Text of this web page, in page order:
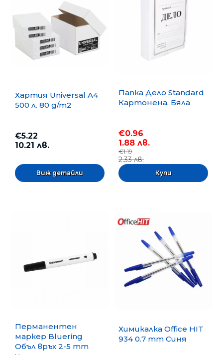
Хартия Universal A4
500 л. 80 g/m2
€5.22
10.21 лв.
Виж детайли
Папка Дело Standard
Картонена, Бяла
€0.96
1.88 лв.
€1.19
2.33 лв.
Перманентен
маркер Bluering
Объл връх 2-5 mm
Черен
Химикалка Office HIT
934 0.7 mm Синя